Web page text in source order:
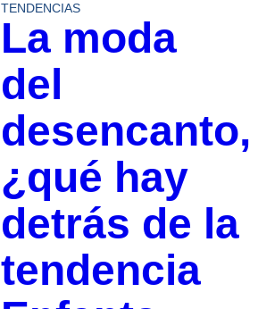
TENDENCIAS
La moda
del
desencanto,
¿qué hay
detrás de la
tendencia